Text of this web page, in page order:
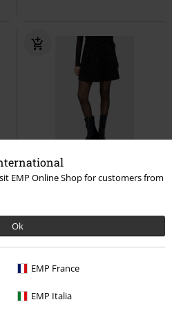
EMP Online Shop for customers from
Ok
EMP France
EMP Italia
% Stock bajo
Beneath the Eclipse - Ethereal